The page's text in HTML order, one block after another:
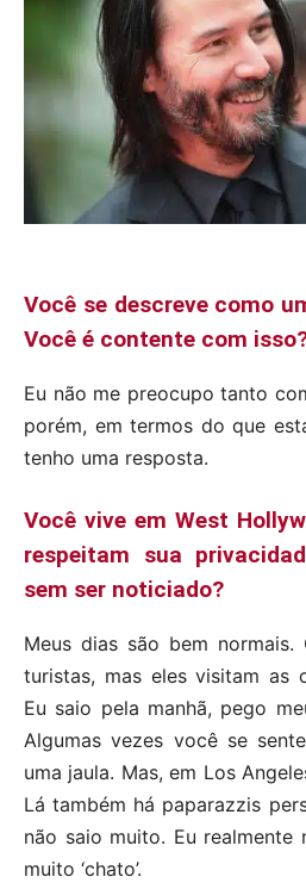
Você se descreve como
Você é contente com
Eu não me preocupo tanto
porém, em termos do que
tenho uma resposta.
Você vive em West
respeitam sua
sem ser noticiado?
Meus dias são bem
turistas, mas eles visitam as
Eu saio pela manhã, pego
Algumas vezes você se
uma jaula. Mas, em Los
Lá também há paparazzis
não saio muito. Eu realmente
muito ‘chato’.